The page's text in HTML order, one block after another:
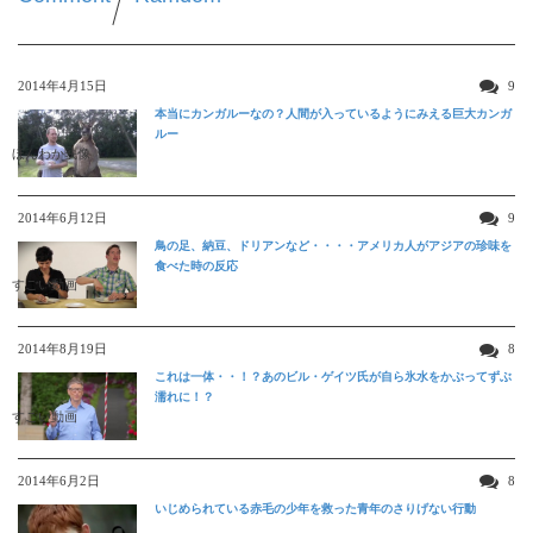
2014年4月15日 9
ほんわか映像
本当にカンガルーなの？人間が入っているようにみえる巨大カンガ
ルー
2014年6月12日 9
すごい動画
鳥の足、納豆、ドリアンなど・・・・アメリカ人がアジアの珍味を
食べた時の反応
2014年8月19日 8
すごい動画
これは一体・・！？あのビル・ゲイツ氏が自ら氷水をかぶってずぶ
濡れに！？
2014年6月2日 8
いじめられている赤毛の少年を救った青年のさりげない行動